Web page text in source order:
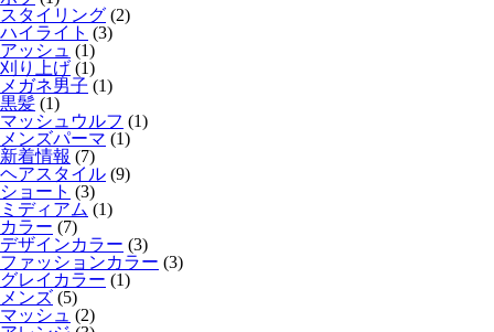
スタイリング (2)
ハイライト (3)
アッシュ (1)
刈り上げ (1)
メガネ男子 (1)
黒髪 (1)
マッシュウルフ (1)
メンズパーマ (1)
新着情報 (7)
ヘアスタイル (9)
ショート (3)
ミディアム (1)
カラー (7)
デザインカラー (3)
ファッションカラー (3)
グレイカラー (1)
メンズ (5)
マッシュ (2)